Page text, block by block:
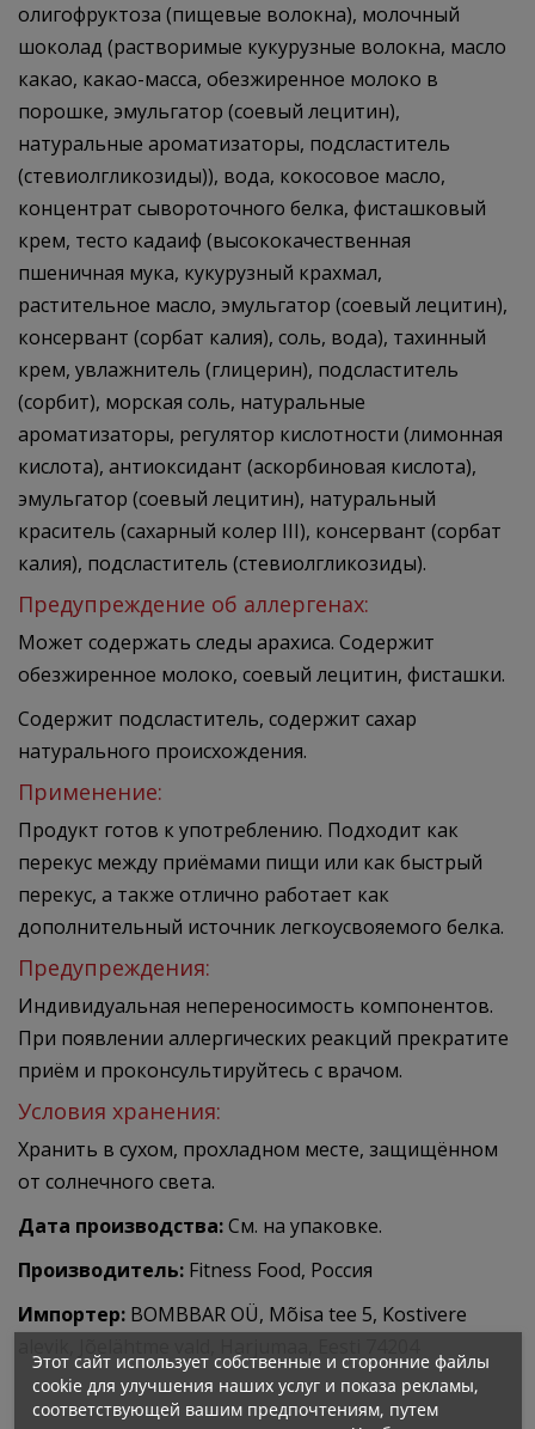
олигофруктоза (пищевые волокна), молочный
шоколад (растворимые кукурузные волокна, масло
какао, какао-масса, обезжиренное молоко в
порошке, эмульгатор (соевый лецитин),
натуральные ароматизаторы, подсластитель
(стевиолгликозиды)), вода, кокосовое масло,
концентрат сывороточного белка, фисташковый
крем, тесто кадаиф (высококачественная
пшеничная мука, кукурузный крахмал,
растительное масло, эмульгатор (соевый лецитин),
консервант (сорбат калия), соль, вода), тахинный
крем, увлажнитель (глицерин), подсластитель
(сорбит), морская соль, натуральные
ароматизаторы, регулятор кислотности (лимонная
кислота), антиоксидант (аскорбиновая кислота),
эмульгатор (соевый лецитин), натуральный
краситель (сахарный колер III), консервант (сорбат
калия), подсластитель (стевиолгликозиды).
Предупреждение об аллергенах:
Может содержать следы арахиса. Содержит
обезжиренное молоко, соевый лецитин, фисташки.
Содержит подсластитель, содержит сахар
натурального происхождения.
Применение:
Продукт готов к употреблению. Подходит как
перекус между приёмами пищи или как быстрый
перекус, а также отлично работает как
дополнительный источник легкоусвояемого белка.
Предупреждения:
Индивидуальная непереносимость компонентов.
При появлении аллергических реакций прекратите
приём и проконсультируйтесь с врачом.
Условия хранения:
Хранить в сухом, прохладном месте, защищённом
от солнечного света.
Дата производства:См. на упаковке.
Производитель: Fitness Food, Россия
Импортер: BOMBBAR OÜ, Mõisa tee 5, Kostivere
Этот сайт использует собственные и сторонние файлы
cookie для улучшения наших услуг и показа рекламы,
соответствующей вашим предпочтениям, путем